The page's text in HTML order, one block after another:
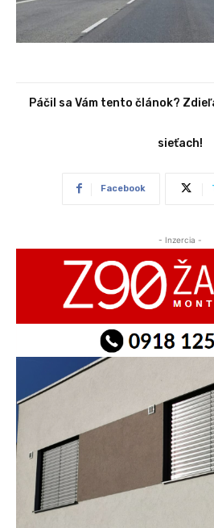
Páčil sa Vám tento článok?
sieťach!
Facebook
- Inzercia -